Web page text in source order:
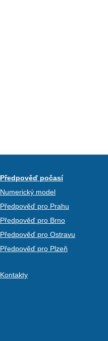
Předpověď počasí
Numerický model
Předpověď pro Prahu
Předpověď pro Brno
Předpověď pro Ostravu
Předpověď pro Plzeň
Kontakty